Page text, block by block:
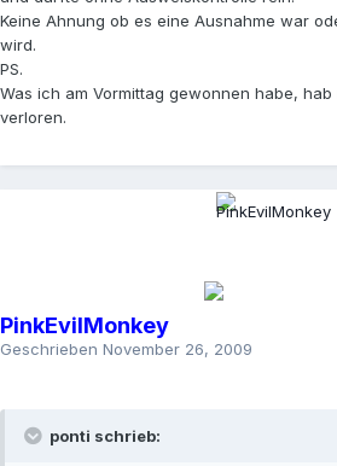
Keine Ahnung ob es eine Ausnahme war
wird.
PS.
Was ich am Vormittag gewonnen habe,
verloren.
PinkEvilMonkey
Geschrieben November 26, 2009
ponti schrieb: